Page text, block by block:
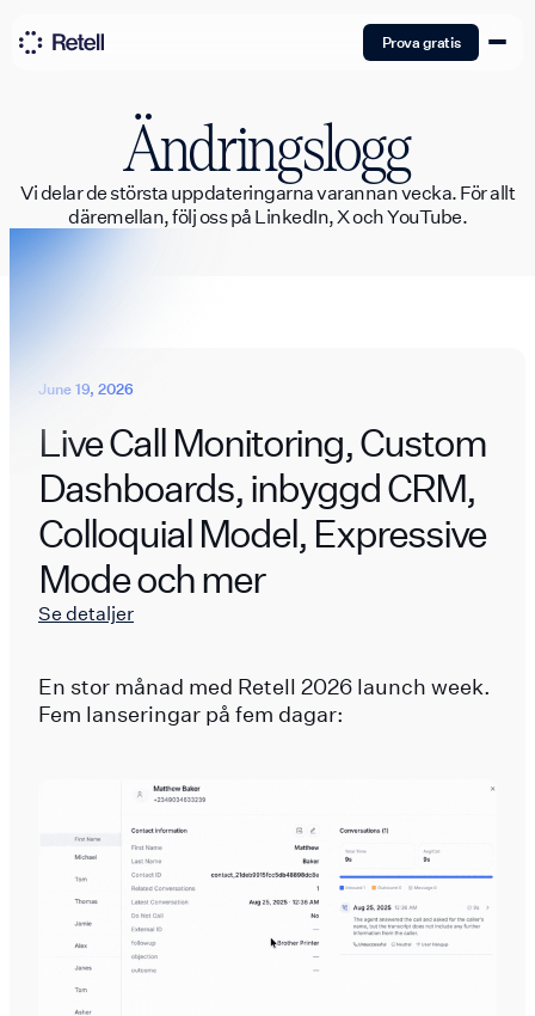
Prova gratis
Ändringslogg
Vi delar de största uppdateringarna varannan vecka. För allt
däremellan, följ oss på LinkedIn, X och YouTube.
June 19, 2026
Live Call Monitoring, Custom
Dashboards, inbyggd CRM,
Colloquial Model, Expressive
Mode och mer
Se detaljer
En stor månad med Retell 2026 launch week.
Fem lanseringar på fem dagar: